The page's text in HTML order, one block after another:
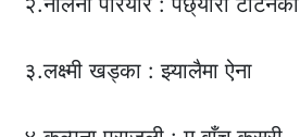
३.लक्ष्मी खड्का : झ्यालैमा ऐना